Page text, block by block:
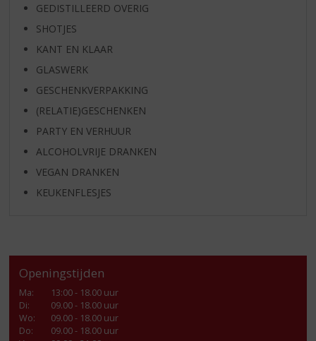
GEDISTILLEERD OVERIG
SHOTJES
KANT EN KLAAR
GLASWERK
GESCHENKVERPAKKING
(RELATIE)GESCHENKEN
PARTY EN VERHUUR
ALCOHOLVRIJE DRANKEN
VEGAN DRANKEN
KEUKENFLESJES
Openingstijden
Ma:
13:00 - 18.00 uur
Di:
09.00 - 18.00 uur
Wo:
09.00 - 18.00 uur
Do:
09.00 - 18.00 uur